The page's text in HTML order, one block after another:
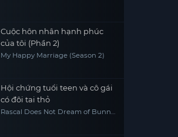
Cuộc hôn nhân hạnh phúc
của tôi (Phần 2)
My Happy Marriage (Season 2)
Hội chứng tuổi teen và cô gái
có đôi tai thỏ
Rascal Does Not Dream of Bunny